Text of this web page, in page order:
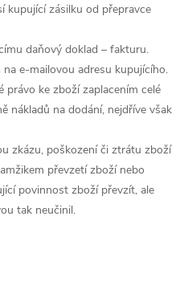
kupující zásilku od přepravce
daňový doklad – fakturu.
e-mailovou adresu kupujícího.
právo ke zboží zaplacením celé
nákladů na dodání, nejdříve však
zkázu, poškození či ztrátu zboží
převzetí zboží nebo
povinnost zboží převzít, ale
tak neučinil.